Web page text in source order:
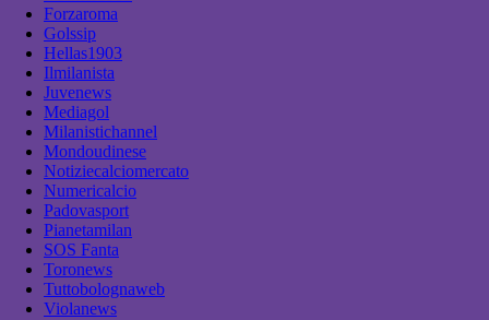
Forzaroma
Golssip
Hellas1903
Ilmilanista
Juvenews
Mediagol
Milanistichannel
Mondoudinese
Notiziecalciomercato
Numericalcio
Padovasport
Pianetamilan
SOS Fanta
Toronews
Tuttobolognaweb
Violanews